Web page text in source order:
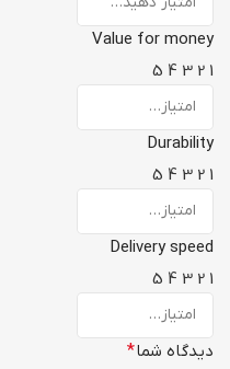
Value for money
1
2
3
4
5
Durability
1
2
3
4
5
Delivery speed
1
2
3
4
5
دیدگاه شما*